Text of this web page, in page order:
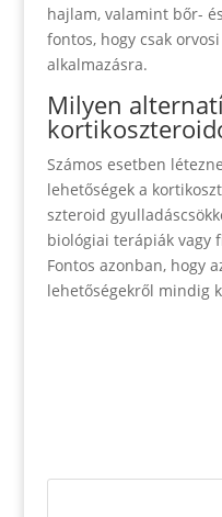
hajlam, valamint bőr-
fontos, hogy csak
alkalmazásra.
Milyen
Számos esetben
lehetőségek a
szteroid
biológiai terápiák vagy
Fontos azonban, hogy
lehetőségekről mindig